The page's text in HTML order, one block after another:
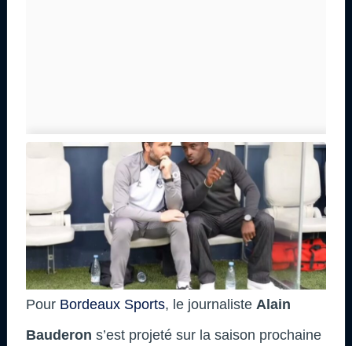
Pour Bordeaux Sports, le journaliste Alain
Bauderon s’est projeté sur la saison prochaine